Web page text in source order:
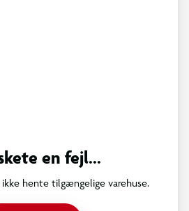
en fejl...
hente tilgængelige varehuse.